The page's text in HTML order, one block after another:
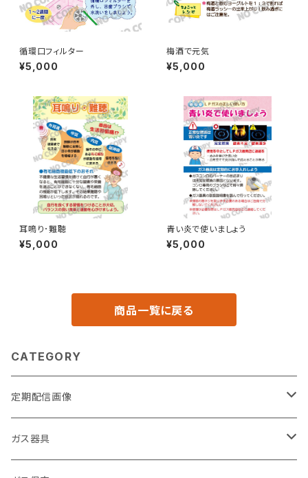
循環口フィルター
¥5,000
梅酒で元気
¥5,000
耳鳴り･難聴
¥5,000
青い炎で使いましょう
¥5,000
商品一覧に戻る
CATEGORY
定期配信画像
節約
ガス器具